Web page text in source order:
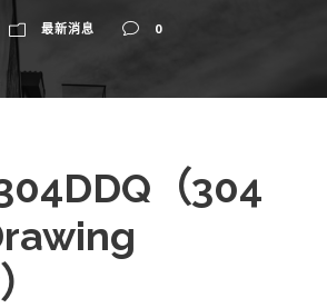
最新消息 0
（304